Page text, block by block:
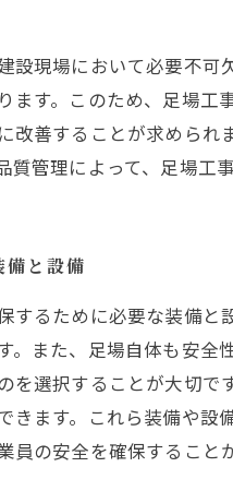
設現場において必要不
ます。このため、足場
改善することが求めら
質管理によって、足場工
備と設備
するために必要な装備
。また、足場自体も安
を選択することが大切
きます。これら装備や
の安全を確保すること